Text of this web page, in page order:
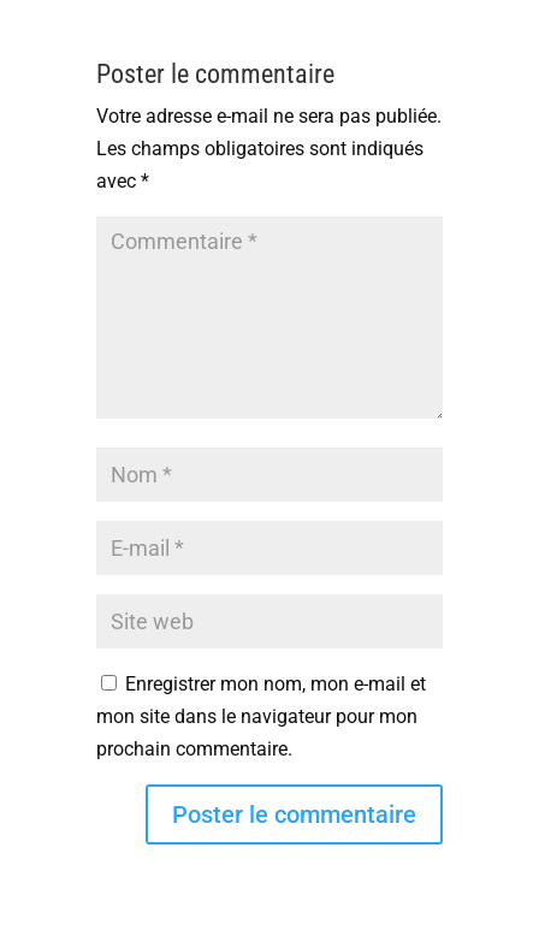
Poster le commentaire
Votre adresse e-mail ne sera pas publiée.
Les champs obligatoires sont indiqués
avec *
Enregistrer mon nom, mon e-mail et
mon site dans le navigateur pour mon
prochain commentaire.